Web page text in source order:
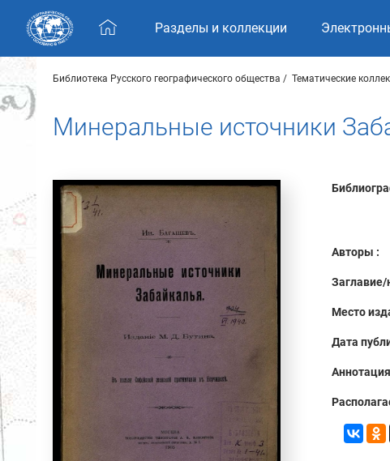
Skip navigation
Разделы и коллекции
Библиотека Русского географического общества Тематические
Минеральные источники
Авторы :
Заглавие/
Место
Дата